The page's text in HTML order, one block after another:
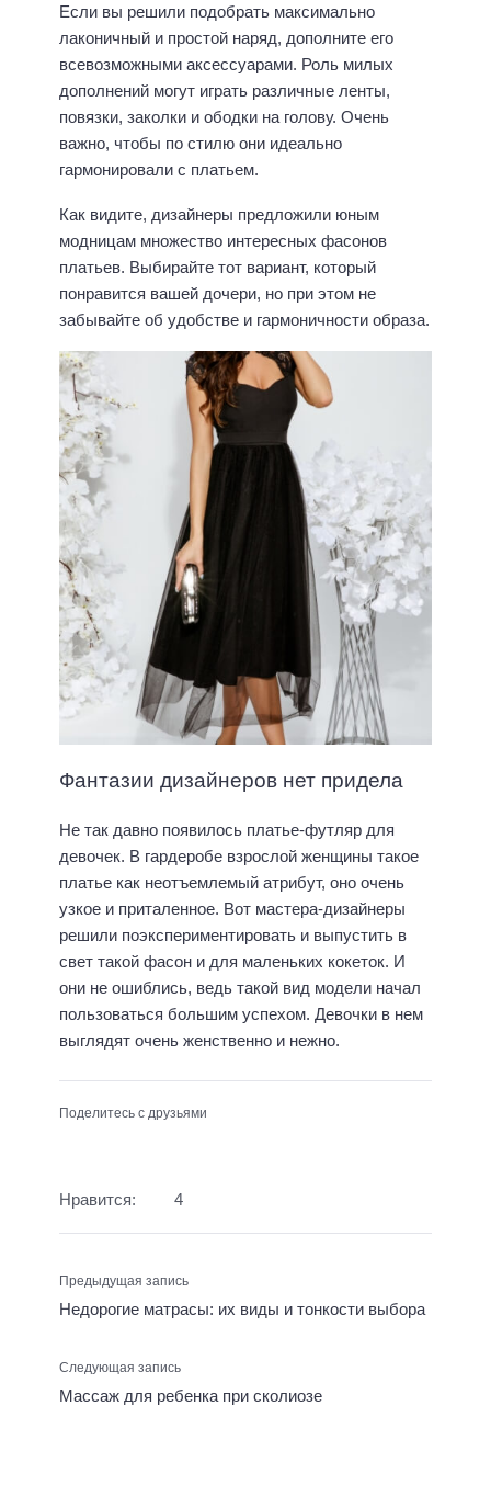
Если вы решили подобрать максимально
лаконичный и простой наряд, дополните его
всевозможными аксессуарами. Роль милых
дополнений могут играть различные ленты,
повязки, заколки и ободки на голову. Очень
важно, чтобы по стилю они идеально
гармонировали с платьем.
Как видите, дизайнеры предложили юным
модницам множество интересных фасонов
платьев. Выбирайте тот вариант, который
понравится вашей дочери, но при этом не
забывайте об удобстве и гармоничности образа.
Фантазии дизайнеров нет придела
Не так давно появилось платье-футляр для
девочек. В гардеробе взрослой женщины такое
платье как неотъемлемый атрибут, оно очень
узкое и приталенное. Вот мастера-дизайнеры
решили поэкспериментировать и выпустить в
свет такой фасон и для маленьких кокеток. И
они не ошиблись, ведь такой вид модели начал
пользоваться большим успехом. Девочки в нем
выглядят очень женственно и нежно.
Поделитесь с друзьями
Нравится: 4
Предыдущая запись
Недорогие матрасы: их виды и тонкости выбора
Следующая запись
Массаж для ребенка при сколиозе